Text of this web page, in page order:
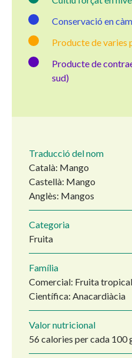
Conservació en
Producte de varies
Producte de
sud)
Traducció del nom
Català: Mango
Castellà: Mango
Anglès: Mangos
Categoria
Fruita
Família
Comercial: Fruita
Científica: Anacardiàcia
Valor nutricional
56 calories per cada 100